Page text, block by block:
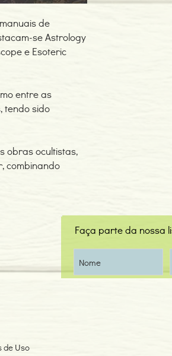
de
se Astrology
e Esoteric
entre as
tendo sido
obras ocultistas,
combinando
Faça parte da nossa
de Uso